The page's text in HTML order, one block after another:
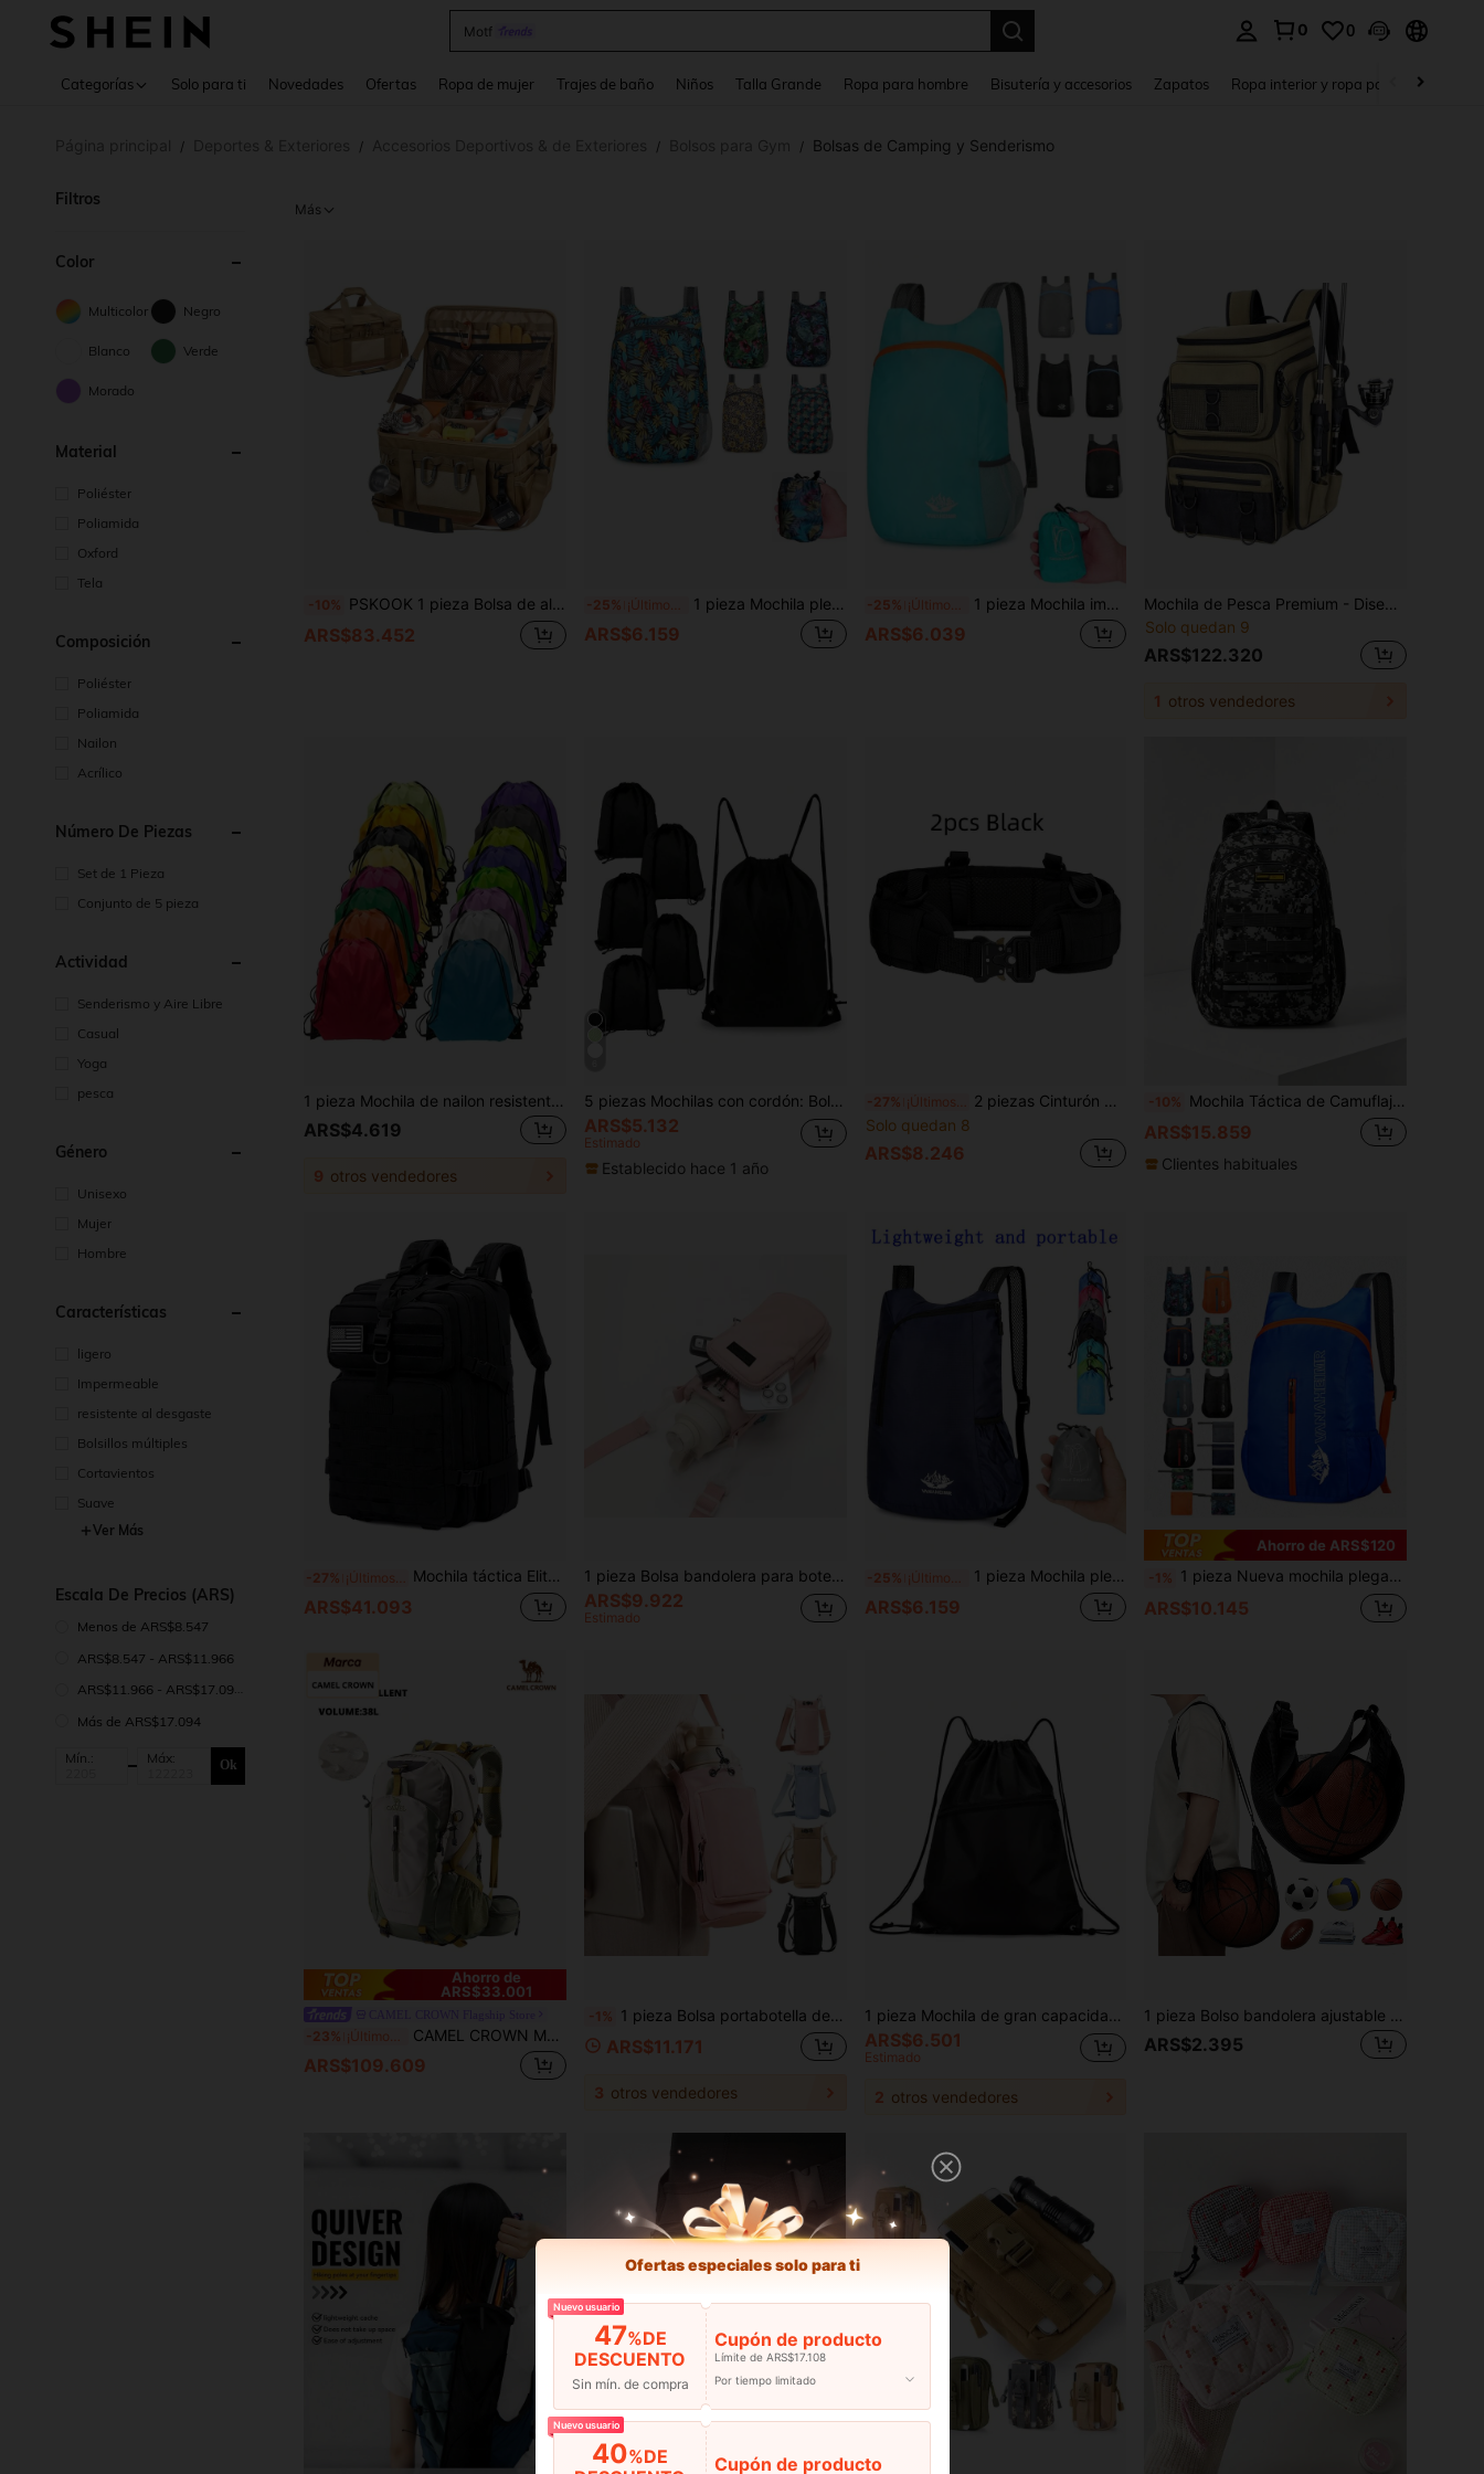
Campera
0 0
Categorías Solo para ti Novedades Ofertas Ropa de mujer Trajes de baño Niños Talla Grande Ropa para hombre Bisutería y accesorios Zapatos Ropa interior y ropa para dormir
/ / / / Bolsas de Camping y Senderismo
Filtros
Color
Multicolor Negro
Blanco Verde
Morado
Material
Poliéster
Poliamida
Oxford
Tela
Composición
Poliéster
Poliamida
Nailon
Acrílico
Número De Piezas
Set de 1 Pieza
Conjunto de 5 pieza
Actividad
Senderismo y Aire Libre
Casual
Yoga
pesca
Género
Unisexo
Mujer
Hombre
Características
ligero
Impermeable
resistente al desgaste
Bolsillos múltiples
Cortavientos
Suave
Ver Más
Escala De Precios (ARS)
Menos de ARS$8.547
ARS$8.547 - ARS$11.966
ARS$11.966 - ARS$17.094
Más de ARS$17.094
Mín.: Máx: Ok
Más
-10% PSKOOK 1 pieza Bolsa de almacenamiento para camping extra grande de 30L, organizador de caja de cocina plegable con 3 divisores ajustables, fondo impermeable, resistente, solo la bolsa, sin accesorios de mochila incluidos
ARS$83.452
-25% ¡Últimos 2 días 1 pieza Mochila plegable ligera para exteriores, nueva mochila de viaje plegable, transpirable y resistente al agua, para deportes y uso múltiple, mochila de senderismo
ARS$6.159
-25% ¡Últimos 2 días 1 pieza Mochila impermeable plegable súper ligera y portátil para almacenamiento para viajes, deportes y actividades al aire libre
ARS$6.039
Mochila de Pesca Premium - Diseñada para Pescadores, Exploradores al Aire Libre y Entusiastas del Camping, con Gran Capacidad, Múltiples Bolsillos y Correas de Hombro Ajustables; Fabricada de Material Impermeable Duradero, Perfecta para Pesca en el Mar, Senderismo, Picnic y Viajes; Una Opción Ideal que Combina Soporte Cómodo para la Espalda y Almacenamiento de Equipo Todo en Uno (Cubre Funciones de Mochila de Senderismo, Bolsa de Señuelos, Bolsa de Equipo al Aire Libre y Bolsa de Artículos de Pesca).
Solo quedan 9
ARS$122.320
1 otros vendedores
1 pieza Mochila de nailon resistente con cordón, adecuada para viajes, yoga, fitness, campamentos al aire libre y senderismo
ARS$4.619
9 otros vendedores
5 piezas Mochilas con cordón: Bolsas deportivas de nailon, adecuadas para viajes, yoga, fitness, camping al aire libre, senderismo y artículos esenciales de playa
ARS$5.132
Estimado
Establecido hace 1 año
-27% ¡Últimos 2 días 2 piezas Cinturón de combate táctico MOLLE, con hebilla de liberación rápida, cinturón militar ajustable, cinturón de cintura modular MOLLE acolchado de espuma transpirable y desmontable, adecuado para el Día del Padre, camping, uso militar
Solo quedan 8
ARS$8.246
-10% Mochila Táctica de Camuflaje, Puede Contener una Computadora Portátil de 15.6 Pulgadas, Mochila Escolar Ligera, Bolsa de Viaje de Gran Capacidad, Bolsa de Transporte Diario Conveniente, Mochila Escolar Multifuncional, Mochila de Viaje y Vacaciones. Una Opción Excelente para Regalo del Día del Padre.
ARS$15.859
Clientes habituales
-27% Mochila táctica Elite de 50L/25L | Mochila de trabajo y militar 3 veces talla grande resistente | Resistente y de gran durabilidad | Mochila de emergencia MOLLE de 3 días
ARS$41.093
1 pieza Bolsa bandolera para botella de agua, portavasos portátil, bolsa para botella de agua para coche, funda para teléfono portátil, bolsa bandolera minimalista unisex con correa de hombro ajustable y múltiples compartimentos, adecuada para almacenamiento de viaje, senderismo, camping y accesorios de ciclismo
ARS$9.922
Estimado
-25% 1 pieza Mochila plegable ultraligera nueva, bolsa de viaje versátil con tejido resistente al agua
ARS$6.159
Ahorro de ARS$120
-1% 1 pieza Nueva mochila plegable liviana y transpirable para uso al aire libre, bolsa de almacenamiento multiusos, bolsa de viaje ultraligera y portátil
ARS$10.145
Ahorro de
ARS$33.001
-23% CAMEL CROWN Mochila de senderismo, mochila profesional para exteriores, mochila deportiva para hombres y mujeres, bolsa de viaje de trekking de gran capacidad y ligera
ARS$109.609
-1% 1 pieza Bolsa portabotella de agua con bolsillo para teléfono, correa de hombro ajustable, adecuada para caminar, senderismo, camping, gimnasio
ARS$11.171
3 otros vendedores
1 pieza Mochila de gran capacidad con cordón - Bolsa de gimnasio ligera, mochila diaria, con diseño de cierre con cordón - Compartimento principal espacioso, adecuada para senderismo, deportes, equipo de deportes de aventura al aire libre, regalo deportivo
ARS$6.501
Estimado
2 otros vendedores
1 pieza Bolso bandolera ajustable con cremallera para una sola pelota - Adecuado para pelotas deportivas como balones de baloncesto, voleibol y fútbol. Tela suave, fácil de transportar y conveniente para viajes.
ARS$2.395
Ofertas especiales solo para ti
Nuevo usuario
47%DE
DESCUENTO
Sin mín. de compra
Cupón de producto
Límite de ARS$17.108
Por tiempo limitado
Nuevo usuario
40%DE
Cupón de producto